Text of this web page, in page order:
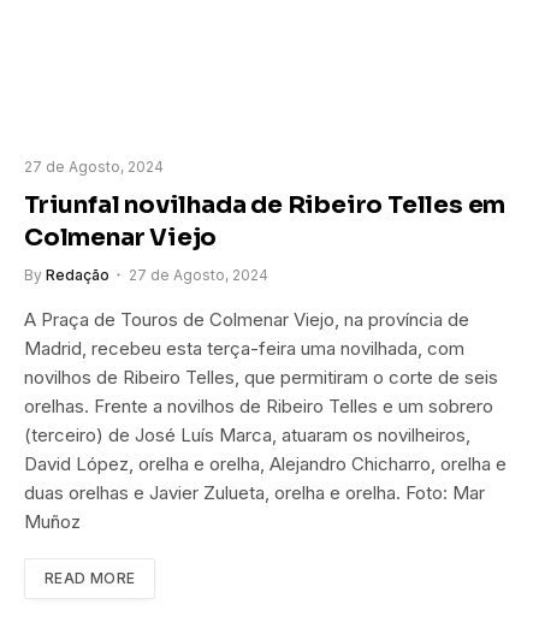
27 de Agosto, 2024
Triunfal novilhada de Ribeiro Telles em
Colmenar Viejo
By Redação 27 de Agosto, 2024
A Praça de Touros de Colmenar Viejo, na província de
Madrid, recebeu esta terça-feira uma novilhada, com
novilhos de Ribeiro Telles, que permitiram o corte de seis
orelhas. Frente a novilhos de Ribeiro Telles e um sobrero
(terceiro) de José Luís Marca, atuaram os novilheiros,
David López, orelha e orelha, Alejandro Chicharro, orelha e
duas orelhas e Javier Zulueta, orelha e orelha. Foto: Mar
Muñoz
READ MORE